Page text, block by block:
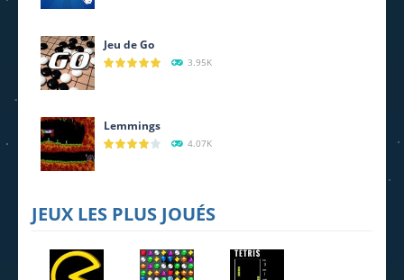
Jeu de Go
3.95K
Lemmings
4.07K
JEUX LES PLUS JOUÉS